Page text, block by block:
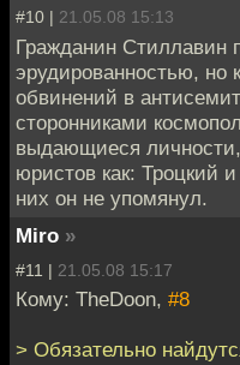
#10 | 21.05.08 15:13
Гражданин Стиллавин
эрудированностью, но
обвинений в
сторонниками
выдающиеся
юристов как: Троцкий
них он не упомянул.
Miro »
#11 | 21.05.08 15:17
Кому: TheDoon, #8
> Обязательно